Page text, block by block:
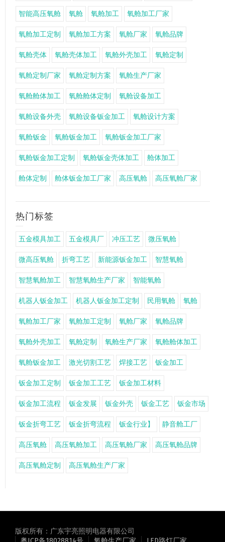
智能高压氧舱 氧舱 氧舱加工 氧舱加工厂家
氧舱加工定制 氧舱加工方案 氧舱厂家 氧舱品牌
氧舱壳体 氧舱壳体加工 氧舱外壳加工 氧舱定制
氧舱定制厂家 氧舱定制方案 氧舱生产厂家
氧舱舱体加工 氧舱舱体定制 氧舱设备加工
氧舱设备外壳 氧舱设备钣金加工 氧舱设计方案
氧舱钣金 氧舱钣金加工 氧舱钣金加工厂家
氧舱钣金加工定制 氧舱钣金壳体加工 舱体加工
舱体定制 舱体钣金加工厂家 高压氧舱 高压氧舱厂家
热门标签
五金模具加工 五金模具厂 冲压工艺 微压氧舱
微高压氧舱 折弯工艺 新能源钣金加工 智慧氧舱
智慧氧舱加工 智慧氧舱生产厂家 智能氧舱
机器人钣金加工 机器人钣金加工定制 民用氧舱 氧舱
氧舱加工厂家 氧舱加工定制 氧舱厂家 氧舱品牌
氧舱外壳加工 氧舱定制 氧舱生产厂家 氧舱舱体加工
氧舱钣金加工 激光切割工艺 焊接工艺 钣金加工
钣金加工定制 钣金加工工艺 钣金加工材料
钣金加工流程 钣金发展 钣金外壳 钣金工艺 钣金市场
钣金折弯工艺 钣金折弯流程 钣金行业】 静音舱工厂
高压氧舱 高压氧舱加工 高压氧舱厂家 高压氧舱品牌
高压氧舱定制 高压氧舱生产厂家
版权所有：广东宇亮照明电器有限公司